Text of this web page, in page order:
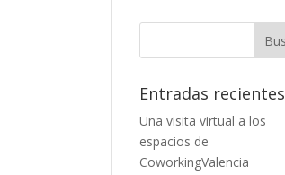
Entradas recientes
Una visita virtual a los
espacios de
CoworkingValencia